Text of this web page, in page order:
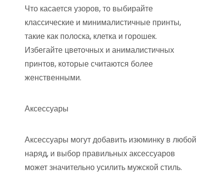
Что касается узоров, то выбирайте
классические и минималистичные принты,
такие как полоска, клетка и горошек.
Избегайте цветочных и анималистичных
принтов, которые считаются более
женственными.
Аксессуары
Аксессуары могут добавить изюминку в любой
наряд, и выбор правильных аксессуаров
может значительно усилить мужской стиль.